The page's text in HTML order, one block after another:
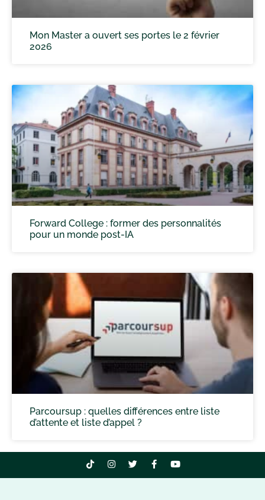
Mon Master a ouvert ses portes le 2 février
2026
Forward College : former des personnalités
pour un monde post-IA
Parcoursup : quelles différences entre liste
d’attente et liste d’appel ?